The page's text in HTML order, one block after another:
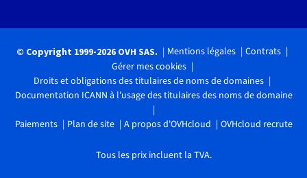
© Copyright 1999-2026 OVH SAS. Mentions légales
Contrats
Gérer mes cookies
Droits et obligations des titulaires de noms de domaines
Documentation ICANN à l'usage des titulaires des noms de domaine
Paiements Plan de site A propos d'OVHcloud OVHcloud recrute
Tous les prix incluent la TVA.